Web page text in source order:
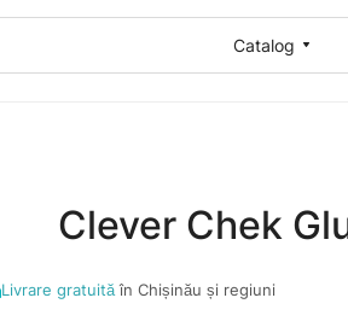
Catalog
Clever Chek
Livrare gratuităîn Chișinău și regiuni